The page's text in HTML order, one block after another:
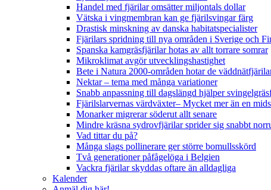
Handel med fjärilar omsätter miljontals dollar
Vätska i vingmembran kan ge fjärilsvingar färg
Drastisk minskning av danska habitatspecialister
Fjärilars spridning till nya områden i Sverige och
Spanska kamgräsfjärilar hotas av allt torrare somrar
Mikroklimat avgör utvecklingshastighet
Bete i Natura 2000-områden hotar de
Nektar – tema med många variationer
Snabb anpassning till dagslängd hjälper
Fjärilslarvernas värdväxter– Mycket mer än en
Monarker migrerar söderut allt senare
Mindre kräsna sydrovfjärilar sprider sig snabbt
Vad tittar du på?
Många slags pollinerare ger större bomullsskörd
Två generationer påfågelöga i Belgien
Vackra fjärilar skyddas oftare än alldagliga
Kalender